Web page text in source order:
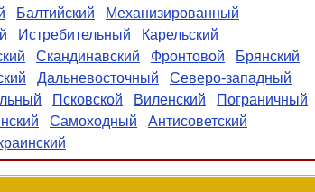
Балтийский
Механизированный
Истребительный
Карельский
Скандинавский Фронтовой
Брянский
Дальневосточный
Северо-западный
Псковской Виленский
Пограничный
Самоходный
Антисоветский